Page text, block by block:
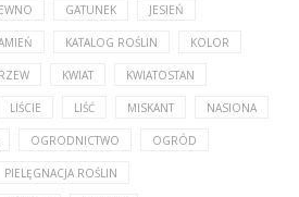
GATUNEK JESIEŃ
KATALOG ROŚLIN KOLOR
KWIAT KWIATOSTAN
LIŚCIE LIŚĆ MISKANT NASIONA
OGRODNICTWO OGRÓD
PIELĘGNACJA ROŚLIN